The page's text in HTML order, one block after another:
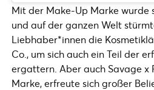
Mit der Make-Up Marke wurde
und auf der ganzen Welt
Liebhaber*innen die
Co., um sich auch ein Teil der
ergattern. Aber auch Savage x
Marke, erfreute sich großer